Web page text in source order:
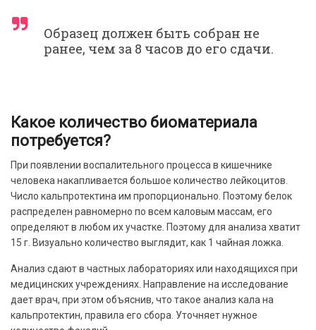
Образец должен быть собран не
ранее, чем за 8 часов до его сдачи.
Какое количество биоматериала
потребуется?
При появлении воспалительного процесса в кишечнике
человека накапливается большое количество лейкоцитов.
Число кальпротектина им пропорционально. Поэтому белок
распределен равномерно по всем каловым массам, его
определяют в любом их участке. Поэтому для анализа хватит
15 г. Визуально количество выглядит, как 1 чайная ложка.
Анализ сдают в частных лабораториях или находящихся при
медицинских учреждениях. Направление на исследование
дает врач, при этом объяснив, что такое анализ кала на
кальпротектин, правила его сбора. Уточняет нужное